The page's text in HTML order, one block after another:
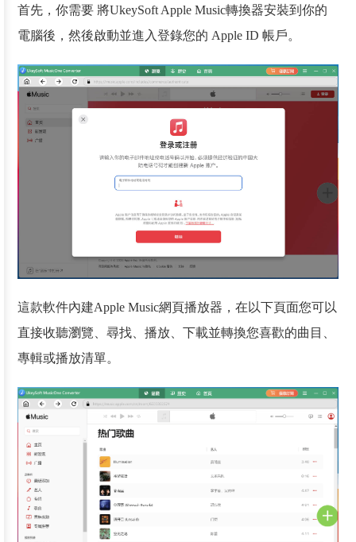
首先，你需要 將UkeySoft Apple Music轉換器安裝到你的
電腦後，然後啟動並進入登錄您的 Apple ID 帳戶。
這款軟件內建Apple Music網頁播放器，在以下頁面您可以
直接收聽瀏覽、尋找、播放、下載並轉換您喜歡的曲目、
專輯或播放清單。